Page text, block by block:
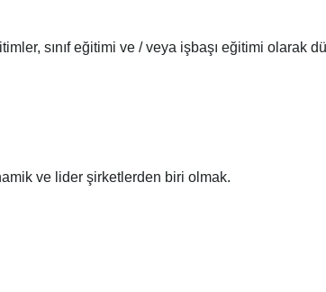
sınıf eğitimi ve / veya işbaşı eğitimi olarak
ve lider şirketlerden biri olmak.